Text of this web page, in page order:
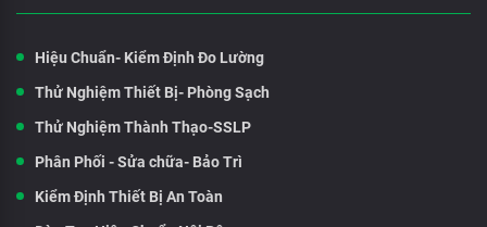
Hiệu Chuẩn- Kiểm Định Đo Lường
Thử Nghiệm Thiết Bị- Phòng Sạch
Thử Nghiệm Thành Thạo-SSLP
Phân Phối - Sửa chữa- Bảo Trì
Kiểm Định Thiết Bị An Toàn